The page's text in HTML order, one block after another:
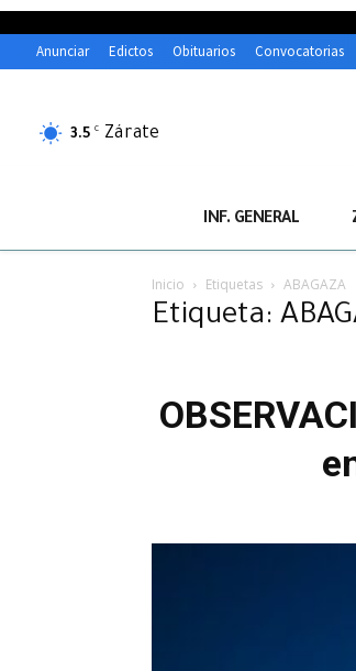
Anunciar Edictos Obituarios Convocatorias
3.5 C Zárate
INF. GENERAL
Inicio Etiquetas ABAGAZA
Etiqueta: